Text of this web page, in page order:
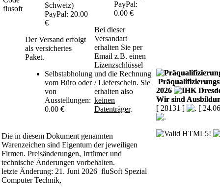
Schweiz)
PayPal: 20.00
€
Der Versand erfolgt
als versichertes
Paket.
Selbstabholung
vom Büro oder
von
Ausstellungen:
0.00 €
PayPal:
0.00 €
Bei dieser
Versandart
erhalten Sie per
Email z.B. einen
Lizenzschlüssel
und die Rechnung
/ Lieferschein. Sie
erhalten also
keinen
Datenträger.
Die in diesem Dokument genannten
Warenzeichen sind Eigentum der jeweiligen
Firmen. Preisänderungen, Irrtümer und
technische Änderungen vorbehalten.
letzte Änderung: 21. Juni 2026 fluSoft Spezial
Computer Technik,
2026
Wir sind
[ 28131 ]
[